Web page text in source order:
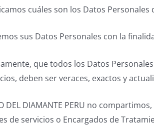
cuáles son los Datos
sus Datos Personales con la
que todos los Datos
deben ser veraces, exactos y
DEL DIAMANTE PERU no
de servicios o Encargados de